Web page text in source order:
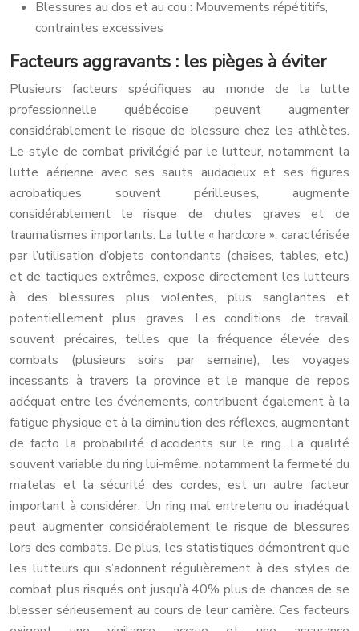
Blessures au dos et au cou : Mouvements répétitifs,
contraintes excessives
Facteurs aggravants : les pièges à éviter
Plusieurs facteurs spécifiques au monde de la lutte
professionnelle québécoise peuvent augmenter
considérablement le risque de blessure chez les athlètes.
Le style de combat privilégié par le lutteur, notamment la
lutte aérienne avec ses sauts audacieux et ses figures
acrobatiques souvent périlleuses, augmente
considérablement le risque de chutes graves et de
traumatismes importants. La lutte « hardcore », caractérisée
par l’utilisation d’objets contondants (chaises, tables, etc.)
et de tactiques extrêmes, expose directement les lutteurs
à des blessures plus violentes, plus sanglantes et
potentiellement plus graves. Les conditions de travail
souvent précaires, telles que la fréquence élevée des
combats (plusieurs soirs par semaine), les voyages
incessants à travers la province et le manque de repos
adéquat entre les événements, contribuent également à la
fatigue physique et à la diminution des réflexes, augmentant
de facto la probabilité d’accidents sur le ring. La qualité
souvent variable du ring lui-même, notamment la fermeté du
matelas et la sécurité des cordes, est un autre facteur
important à considérer. Un ring mal entretenu ou inadéquat
peut augmenter considérablement le risque de blessures
lors des combats. De plus, les statistiques démontrent que
les lutteurs qui s’adonnent régulièrement à des styles de
combat plus risqués ont jusqu’à 40% plus de chances de se
blesser sérieusement au cours de leur carrière. Ces facteurs